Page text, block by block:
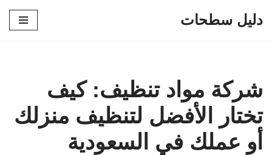
دليل سطحات
شركة مواد تنظيف: كيف
تختار الأفضل لتنظيف منزلك
أو عملك في السعودية